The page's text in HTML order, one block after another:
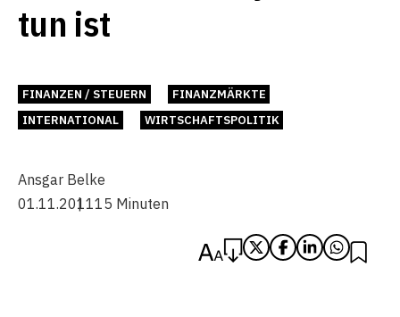
tun ist
FINANZEN / STEUERN
FINANZMÄRKTE
INTERNATIONAL
WIRTSCHAFTSPOLITIK
Ansgar Belke
01.11.201115 Minuten